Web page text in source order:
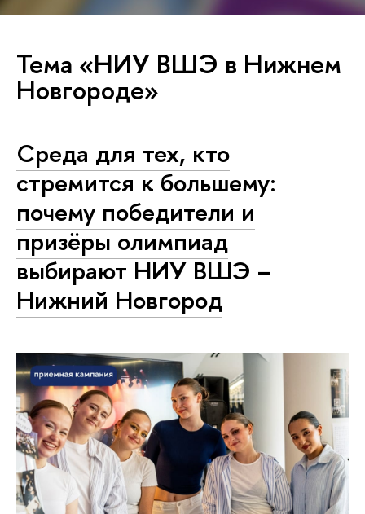
Тема «НИУ ВШЭ в Нижнем
Новгороде»
Среда для тех, кто
стремится к большему:
почему победители и
призёры олимпиад
выбирают НИУ ВШЭ –
Нижний Новгород